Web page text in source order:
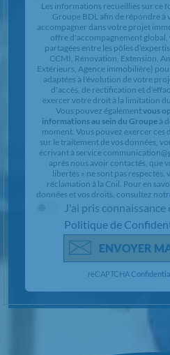
Les informations recueillies sur ce
Groupe BDL afin de répondre à
accompagner dans votre projet
offre d'accompagnement
partagées entre les pôles
CCMI, Rénovation, Extension,
Extérieurs, Agence immobilière)
adaptées à l'évolution de votre
d'accès, de rectification et
exercer votre droit à la limitation
Vous pouvez égalementvous
informations au sein du Groupe à
moment. Vous pouvez exercer
sur le traitement de vos données,
écrivant à service
après nous avoir contactés, que
libertés » ne sont pas respectés,
réclamation à la Cnil. Pour en
données et vos droits, consultez
J'ai pris connaissance
Politique de
ENVOYER
reCAPTCHA